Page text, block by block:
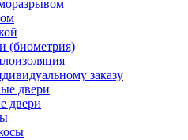
(биометрия)
заказу
двери
двери